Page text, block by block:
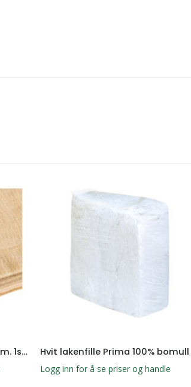
TAKrag Base & Clear 20×23 cm. 1stk pose a`50 stk kluter
Logg inn for å se priser og handle